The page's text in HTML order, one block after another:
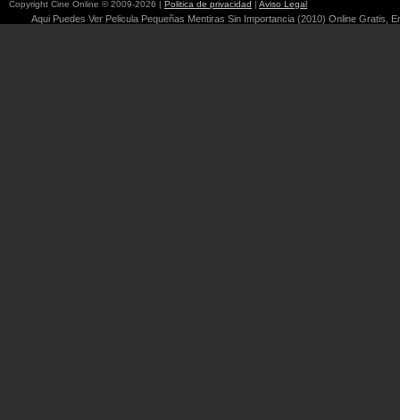
Copyright Cine Online © 2009-2026 | Politica de privacidad | Aviso Legal
Aqui Puedes Ver Pelicula Pequeñas Mentiras Sin Importancia (2010) Online Gratis,